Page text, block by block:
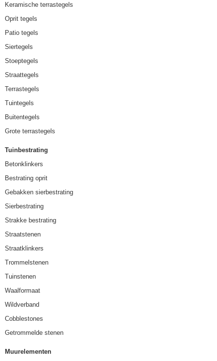
Keramische terrastegels
Oprit tegels
Patio tegels
Siertegels
Stoeptegels
Straattegels
Terrastegels
Tuintegels
Buitentegels
Grote terrastegels
Tuinbestrating
Betonklinkers
Bestrating oprit
Gebakken sierbestrating
Sierbestrating
Strakke bestrating
Straatstenen
Straatklinkers
Trommelstenen
Tuinstenen
Waalformaat
Wildverband
Cobblestones
Getrommelde stenen
Muurelementen